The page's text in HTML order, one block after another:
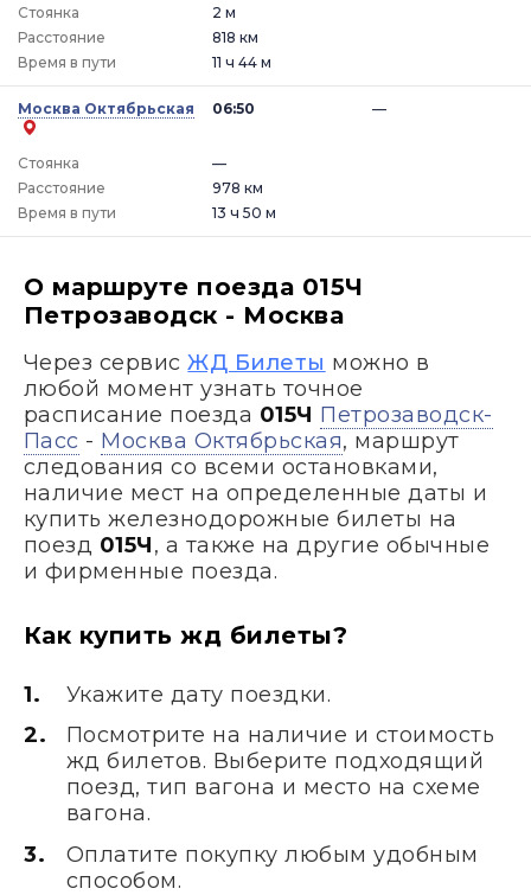
Стоянка
2 м
Расстояние
818 км
Время в пути
11 ч 44 м
Москва Октябрьская 06:50
Стоянка —
—
Расстояние
978 км
Время в пути
13 ч 50 м
О маршруте поезда 015Ч
Петрозаводск - Москва
Через сервисЖД Билеты можно в
любой момент узнать точное
расписание поезда 015Ч Петрозаводск-
Пасс - Москва Октябрьская, маршрут
следования со всеми остановками,
наличие мест на определенные даты и
купить железнодорожные билеты на
поезд 015Ч, а также на другие обычные
и фирменные поезда.
Как купить жд билеты?
Укажите дату поездки.
Посмотрите на наличие и стоимость
жд билетов. Выберите подходящий
поезд, тип вагона и место на схеме
вагона.
Оплатите покупку любым удобным
способом.